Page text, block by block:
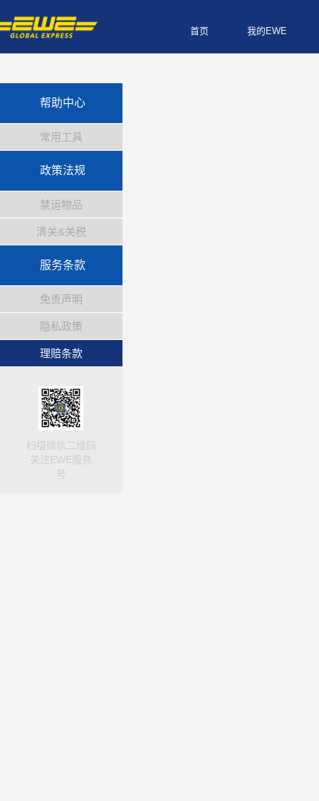
首页 我的EWE
帮助中心
常用工具
政策法规
禁运物品
清关&关税
服务条款
免责声明
隐私政策
理赔条款
扫描微信二维码
关注EWE服务
号